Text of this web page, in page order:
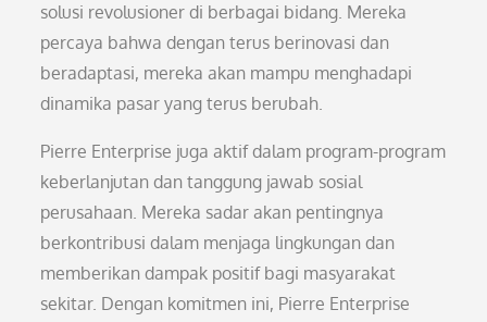
solusi revolusioner di berbagai bidang. Mereka
percaya bahwa dengan terus berinovasi dan
beradaptasi, mereka akan mampu menghadapi
dinamika pasar yang terus berubah.
Pierre Enterprise juga aktif dalam program-program
keberlanjutan dan tanggung jawab sosial
perusahaan. Mereka sadar akan pentingnya
berkontribusi dalam menjaga lingkungan dan
memberikan dampak positif bagi masyarakat
sekitar. Dengan komitmen ini, Pierre Enterprise